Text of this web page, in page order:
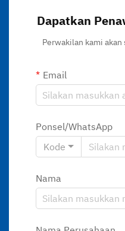
Dapatkan
Perwakilan kami
Email
Ponsel/WhatsApp
Kode
Nama